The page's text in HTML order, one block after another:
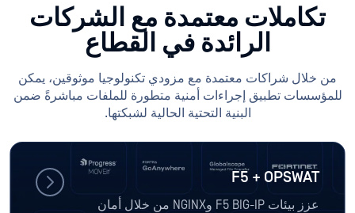
تكاملات معتمدة مع الشركات
الرائدة في القطاع
من خلال شراكات معتمدة مع مزودي تكنولوجيا موثوقين، يمكن
للمؤسسات تطبيق إجراءات أمنية متطورة للملفات مباشرةً ضمن
البنية التحتية الحالية لشبكتها.
F5 + OPSWAT
عزز بيئات F5 BIG-IP وNGINX من خلال أمان